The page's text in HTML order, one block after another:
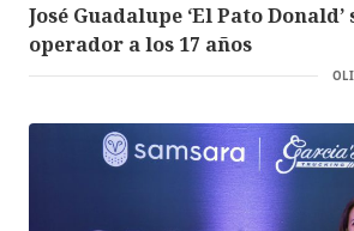
José Guadalupe ‘El Pato Donald’
operador a los 17 años